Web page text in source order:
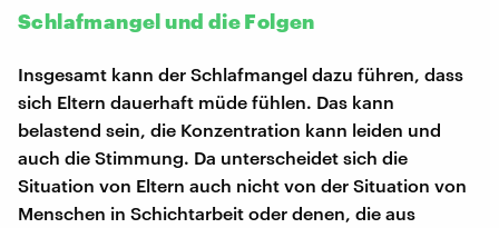
Schlafmangel und die Folgen
Insgesamt kann der Schlafmangel dazu führen, dass
sich Eltern dauerhaft müde fühlen. Das kann
belastend sein, die Konzentration kann leiden und
auch die Stimmung. Da unterscheidet sich die
Situation von Eltern auch nicht von der Situation von
Menschen in Schichtarbeit oder denen, die aus